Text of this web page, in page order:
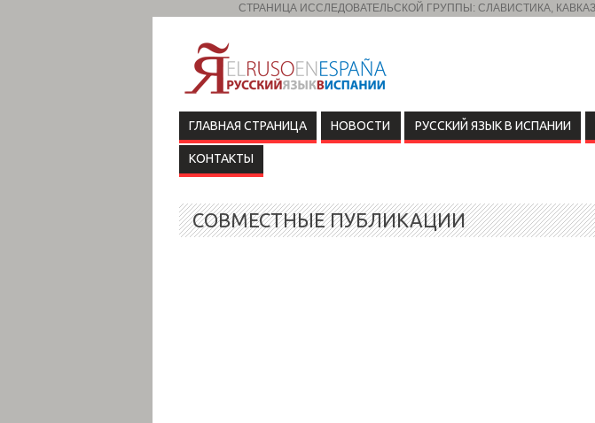
СТРАНИЦА ИССЛЕДОВАТЕЛЬСКОЙ ГРУППЫ: СЛАВИСТИКА,
ГЛАВНАЯ СТРАНИЦА НОВОСТИ РУССКИЙ ЯЗЫК В ИСПАНИИ
КОНТАКТЫ
СОВМЕСТНЫЕ ПУБЛИКАЦИИ